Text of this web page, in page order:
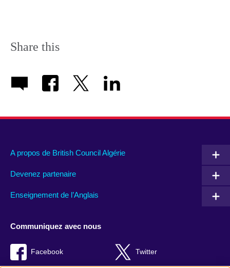
Share this
A propos de British Council Algérie
Devenez partenaire
Enseignement de l’Anglais
Communiquez avec nous
Facebook Twitter